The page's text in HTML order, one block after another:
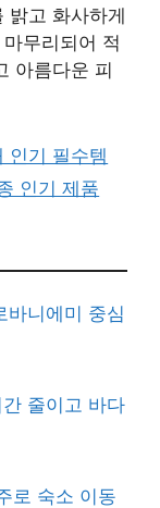
밝고 화사하게
무리되어 적
아름다운 피
인기 필수템
인기 제품
바니에미 중심
줄이고 바다
로 숙소 이동